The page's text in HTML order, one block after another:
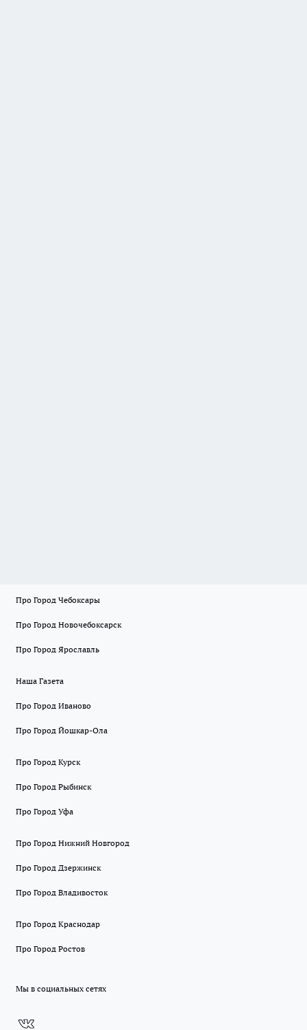
Про Город Чебоксары
Про Город Новочебоксарск
Про Город Ярославль
Наша Газета
Про Город Иваново
Про Город Йошкар-Ола
Про Город Курск
Про Город Рыбинск
Про Город Уфа
Про Город Нижний Новгород
Про Город Дзержинск
Про Город Владивосток
Про Город Краснодар
Про Город Ростов
Мы в социальных сетях